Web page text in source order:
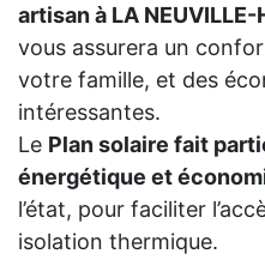
artisan à LA NEUVILLE-
vous assurera un
votre famille, et des
intéressantes.
Le Plan solaire fait
énergétique et
l’état, pour faciliter
isolation thermique.